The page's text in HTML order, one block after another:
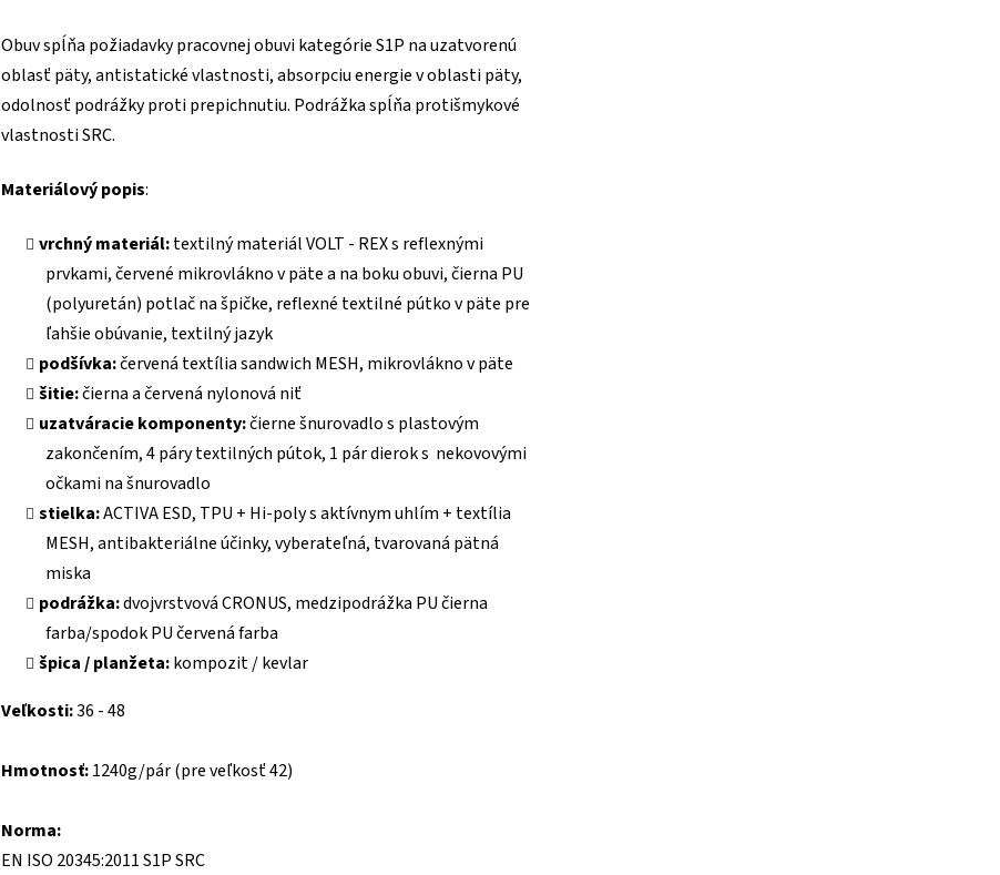
Obuv spĺňa požiadavky pracovnej obuvi kategórie S1P na uzatvorenú
oblasť päty, antistatické vlastnosti, absorpciu energie v oblasti päty,
odolnosť podrážky proti prepichnutiu. Podrážka spĺňa protišmykové
vlastnosti SRC.
Materiálový popis:
vrchný materiál:textilný materiál VOLT - REX s reflexnými
prvkami, červené mikrovlákno v päte a na boku obuvi, čierna PU
(polyuretán) potlač na špičke, reflexné textilné pútko v päte pre
ľahšie obúvanie, textilný jazyk
podšívka:červená textília sandwich MESH, mikrovlákno v päte
šitie:čierna a červená nylonová niť
uzatváracie komponenty:čierne šnurovadlo s plastovým
zakončením, 4 páry textilných pútok, 1 pár dierok s nekovovými
očkami na šnurovadlo
stielka:ACTIVA ESD, TPU + Hi-poly s aktívnym uhlím + textília
MESH, antibakteriálne účinky, vyberateľná, tvarovaná pätná
miska
podrážka:dvojvrstvová CRONUS, medzipodrážka PU čierna
farba/spodok PU červená farba
špica / planžeta:kompozit / kevlar
Veľkosti:36 - 48
Hmotnosť:1240g/pár (pre veľkosť 42)
Norma:
EN ISO 20345:2011 S1P SRC